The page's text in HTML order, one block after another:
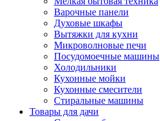
Варочные панели
Духовые шкафы
Вытяжки для кухни
Микроволновые печи
Посудомоечные машины
Холодильники
Кухонные мойки
Кухонные смесители
Стиральные машины
Товары для дачи